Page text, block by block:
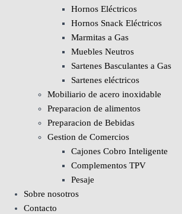
Hornos Eléctricos
Hornos Snack Eléctricos
Marmitas a Gas
Muebles Neutros
Sartenes Basculantes a Gas
Sartenes eléctricos
Mobiliario de acero inoxidable
Preparacion de alimentos
Preparacion de Bebidas
Gestion de Comercios
Cajones Cobro Inteligente
Complementos TPV
Pesaje
Sobre nosotros
Contacto